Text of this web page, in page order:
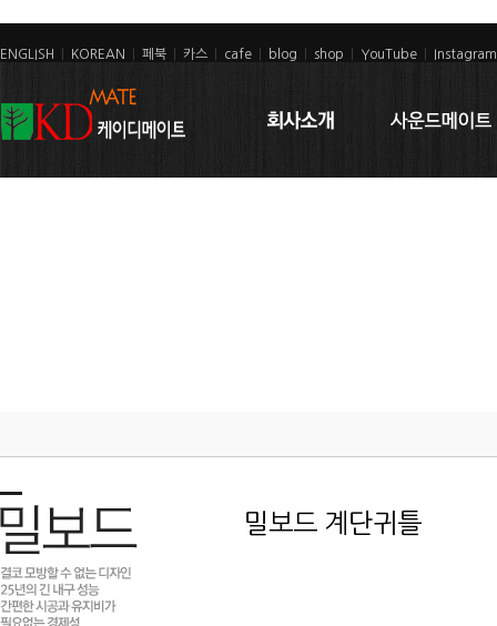
ENGLISH KOREAN 페북 카스 cafe blog shop YouTube Instagram
밀보드 계단귀틀